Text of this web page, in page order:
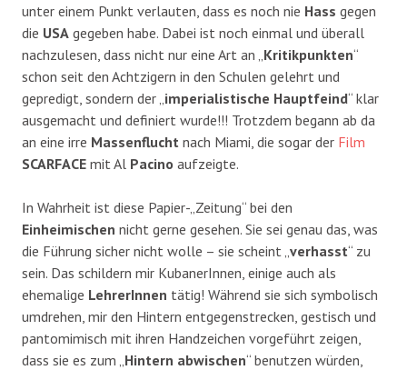
unter einem Punkt verlauten, dass es noch nie Hass gegen
die USA gegeben habe. Dabei ist noch einmal und überall
nachzulesen, dass nicht nur eine Art an „Kritikpunkten“
schon seit den Achtzigern in den Schulen gelehrt und
gepredigt, sondern der „imperialistische Hauptfeind“ klar
ausgemacht und definiert wurde!!! Trotzdem begann ab da
an eine irre Massenflucht nach Miami, die sogar der Film
SCARFACE mit Al Pacino aufzeigte.
In Wahrheit ist diese Papier-„Zeitung“ bei den
Einheimischen nicht gerne gesehen. Sie sei genau das, was
die Führung sicher nicht wolle – sie scheint „verhasst“ zu
sein. Das schildern mir KubanerInnen, einige auch als
ehemalige LehrerInnen tätig! Während sie sich symbolisch
umdrehen, mir den Hintern entgegenstrecken, gestisch und
pantomimisch mit ihren Handzeichen vorgeführt zeigen,
dass sie es zum „Hintern abwischen“ benutzen würden,